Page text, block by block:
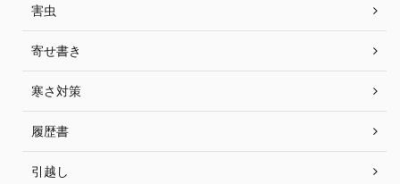
害虫
寄せ書き
寒さ対策
履歴書
引越し